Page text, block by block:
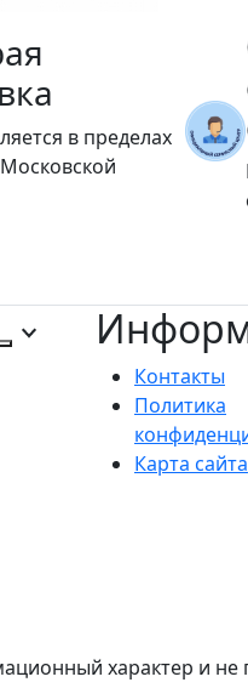
в пределах
Контакты
Политика
Карта сайта
характер и не